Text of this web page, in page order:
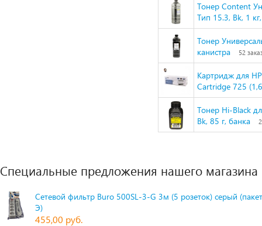
Тонер Content
Тип 15.3, Bk, 1
Тонер
канистра
52
Картридж для
Cartridge 725
Тонер Hi-Black
Bk, 85 г, банка
Специальные предложения нашего магазина
Сетевой фильтр Buro 500SL-3-G 3м (5 розеток) серый
Э)
455,00 руб.